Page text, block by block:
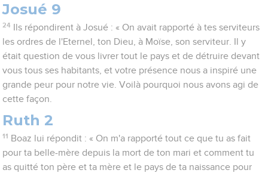
Josué 9
24
Ils répondirent à Josué : « On avait rapporté à tes serviteurs
les ordres de l'Eternel, ton Dieu, à Moïse, son serviteur. Il y
était question de vous livrer tout le pays et de détruire devant
vous tous ses habitants, et votre présence nous a inspiré une
grande peur pour notre vie. Voilà pourquoi nous avons agi de
cette façon.
Ruth 2
11 Boaz lui répondit : « On m'a rapporté tout ce que tu as fait
pour ta belle-mère depuis la mort de ton mari et comment tu
as quitté ton père et ta mère et le pays de ta naissance pour